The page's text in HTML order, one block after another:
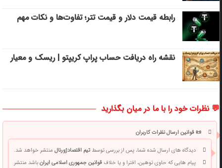
رابطه قیمت دلار و قیمت تتر؛ تفاوت‌ها و نکات مهم
نقشه راه دریافت حساب پراپ کریپتو | ریسک‌ و معیار
💬 نظرات خود را با ما در میان بگذارید
📜 قوانین ارسال نظرات کاربران
دیدگاه های ارسال شده شما، پس از بررسی توسطتیم اقتصادژورنالمنتشر خواهد شد.
پیام هایی که حاوی توهین، افترا و یا خلافقوانین جمهوری اسلامی ایرانباشد منتشر